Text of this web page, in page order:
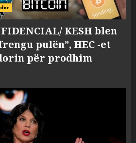
KESH blen
pulën”, HEC -et
për prodhim